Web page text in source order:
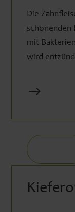
Die
schonenden
mit
wird
$